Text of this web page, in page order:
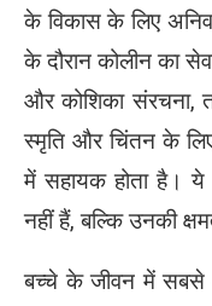
के विकास के लिए
के दौरान कोलीन का
और कोशिका संरचना,
स्मृति और चिंतन के
में सहायक होता है।
नहीं हैं, बल्कि उनकी
बच्चे के जीवन में सबसे